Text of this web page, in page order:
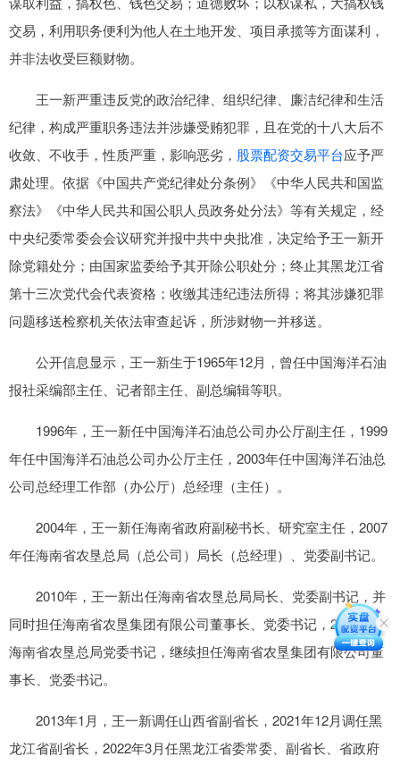
交易，利用职务便利为他人在土地开发、项目承揽等方面谋利，
并非法收受巨额财物。
王一新严重违反党的政治纪律、组织纪律、廉洁纪律和生活
纪律，构成严重职务违法并涉嫌受贿犯罪，且在党的十八大后不
收敛、不收手，性质严重，影响恶劣， 股票配资交易平台应予严
肃处理。依据《中国共产党纪律处分条例》《中华人民共和国监
察法》《中华人民共和国公职人员政务处分法》等有关规定，经
中央纪委常委会会议研究并报中共中央批准，决定给予王一新开
除党籍处分；由国家监委给予其开除公职处分；终止其黑龙江省
第十三次党代会代表资格；收缴其违纪违法所得；将其涉嫌犯罪
问题移送检察机关依法审查起诉，所涉财物一并移送。
公开信息显示，王一新生于1965年12月，曾任中国海洋石油
报社采编部主任、记者部主任、副总编辑等职。
1996年，王一新任中国海洋石油总公司办公厅副主任，1999
年任中国海洋石油总公司办公厅主任，2003年任中国海洋石油总
公司总经理工作部（办公厅）总经理（主任）。
2004年，王一新任海南省政府副秘书长、研究室主任，2007
年任海南省农垦总局（总公司）局长（总经理）、党委副书记。
2010年，王一新出任海南省农垦总局局长、党委副书记，并
同时担任海南省农垦集团有限公司董事长、党委书记，2011年任
海南省农垦总局党委书记，继续担任海南省农垦集团有限公司董
事长、党委书记。
2013年1月，王一新调任山西省副省长，2021年12月调任黑
龙江省副省长，2022年3月任黑龙江省委常委、副省长、省政府